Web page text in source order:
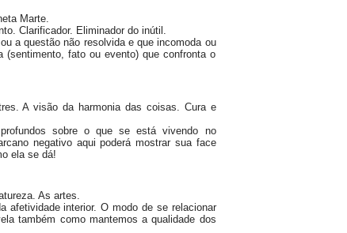
Marte.
Clarificador. Eliminador do inútil.
a questão não resolvida e que incomoda ou
fato ou evento) que confronta o
A visão da harmonia das coisas. Cura e
sobre o que se está vivendo no
negativo aqui poderá mostrar sua face
ela se dá!
As artes.
interior. O modo de se relacionar
também como mantemos a qualidade dos